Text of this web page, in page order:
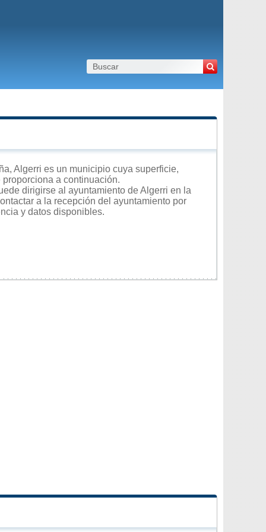
Algerri es un municipio cuya superficie,
a continuación.
dirigirse al ayuntamiento de Algerri en la
a la recepción del ayuntamiento por
y datos disponibles.